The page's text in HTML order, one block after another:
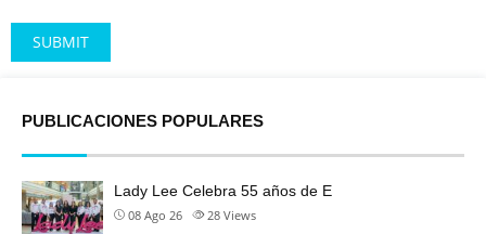
PUBLICACIONES POPULARES
Lady Lee Celebra 55 años de E
08 Ago 26 28 Views